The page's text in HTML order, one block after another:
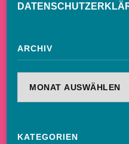
ARCHIV
KATEGORIEN